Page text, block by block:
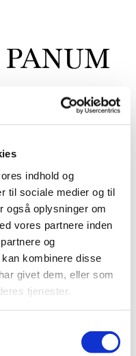
indhold og
til sociale medier og til
også oplysninger om
vores partnere inden
og
kombinere disse
givet dem, eller som
tjenester.